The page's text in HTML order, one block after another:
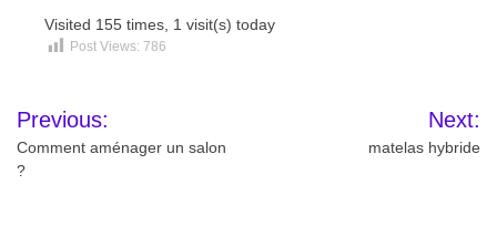
Visited 155 times, 1 visit(s) today
Post Views: 786
Navigation
de
Previous:
Comment aménager un salon
?
Next:
matelas hybride